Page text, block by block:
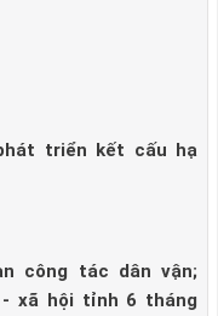
triển kết cấu hạ
công tác dân vận;
xã hội tỉnh 6 tháng